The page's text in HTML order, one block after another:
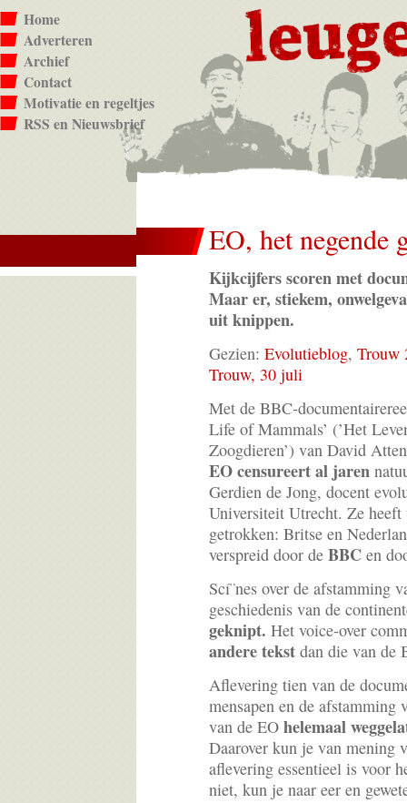
Home
Adverteren
Archief
Contact
Motivatie en regeltjes
RSS en Nieuwsbrief
EO, het negende
Kijkcijfers scoren met
Maar er, stiekem,
uit knippen.
Gezien: Evolutieblog, Trouw
Trouw, 30 juli
Met de BBC-
Life of Mammals’ (’Het
Zoogdieren’) van David
EO censureert al jaren
Gerdien de Jong, docent
Universiteit Utrecht. Ze
getrokken: Britse en
verspreid door de BBC en
Scí¨nes over de afstamming
geschiedenis van de
geknipt. Het voice-over
andere tekst dan die van de
Aflevering tien van de
mensapen en de afstamming
van de EO helemaal
Daarover kun je van mening
aflevering essentieel is voor
niet, kun je naar eer en